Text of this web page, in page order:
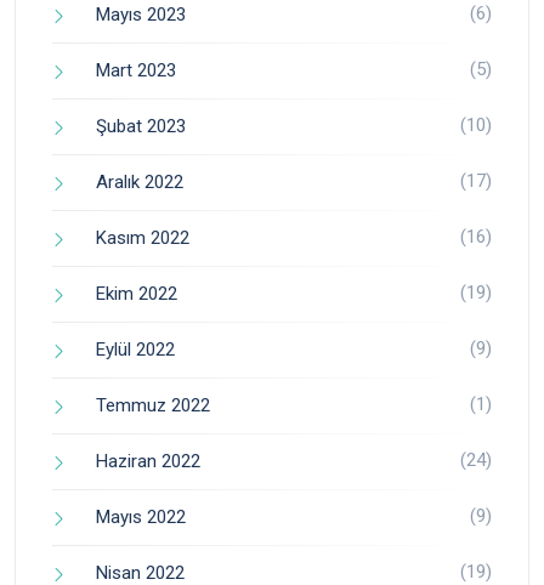
Mayıs 2023 (6)
Mart 2023 (5)
Şubat 2023 (10)
Aralık 2022 (17)
Kasım 2022 (16)
Ekim 2022 (19)
Eylül 2022 (9)
Temmuz 2022 (1)
Haziran 2022 (24)
Mayıs 2022 (9)
Nisan 2022 (19)